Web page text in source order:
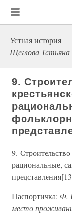
Устная история
Щеглова Татьяна
9.
9.
рациональные,
Паспортичка: Ф.
место